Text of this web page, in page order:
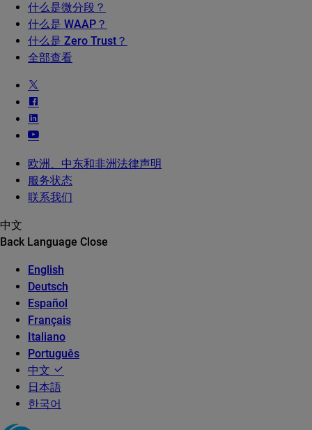
什么是微分段？
什么是 WAAP？
什么是 Zero Trust？
全部查看
欧洲、中东和非洲法律声明
服务状态
联系我们
中文
Back Language Close
English
Deutsch
Español
Français
Italiano
Português
中文
日本語
한국어